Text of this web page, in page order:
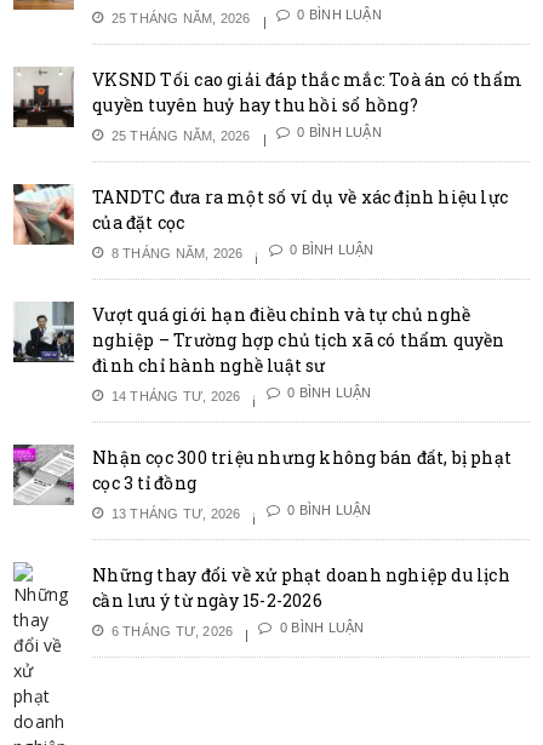
25 THÁNG NĂM, 2026 0 BÌNH LUẬN
VKSND Tối cao giải đáp thắc mắc: Toà án có thẩm
quyền tuyên huỷ hay thu hồi sổ hồng?
25 THÁNG NĂM, 2026 0 BÌNH LUẬN
TANDTC đưa ra một số ví dụ về xác định hiệu lực
của đặt cọc
8 THÁNG NĂM, 2026 0 BÌNH LUẬN
Vượt quá giới hạn điều chỉnh và tự chủ nghề
nghiệp – Trường hợp chủ tịch xã có thẩm quyền
đình chỉ hành nghề luật sư
14 THÁNG TƯ, 2026 0 BÌNH LUẬN
Nhận cọc 300 triệu nhưng không bán đất, bị phạt
cọc 3 tỉ đồng
13 THÁNG TƯ, 2026 0 BÌNH LUẬN
Những thay đổi về xử phạt doanh nghiệp du lịch
cần lưu ý từ ngày 15-2-2026
6 THÁNG TƯ, 2026 0 BÌNH LUẬN